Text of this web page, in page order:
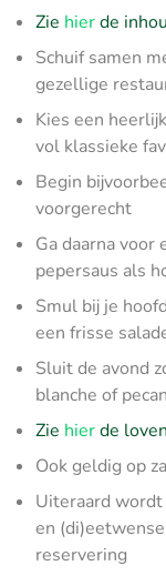
Zie hierde
Schuif samen
gezellige
Kies een
vol klassieke
Begin
voorgerecht
Ga daarna voor
pepersaus als
Smul bij je
een frisse
Sluit de avond
blanche of
Zie hierde
Ook geldig op
Uiteraard
en
reservering